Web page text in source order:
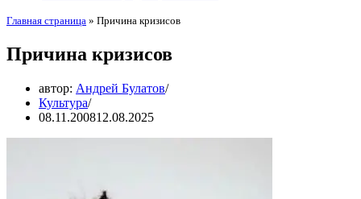
Главная страница » Причина кризисов
Причина кризисов
автор: Андрей Булатов
Культура
08.11.200812.08.2025